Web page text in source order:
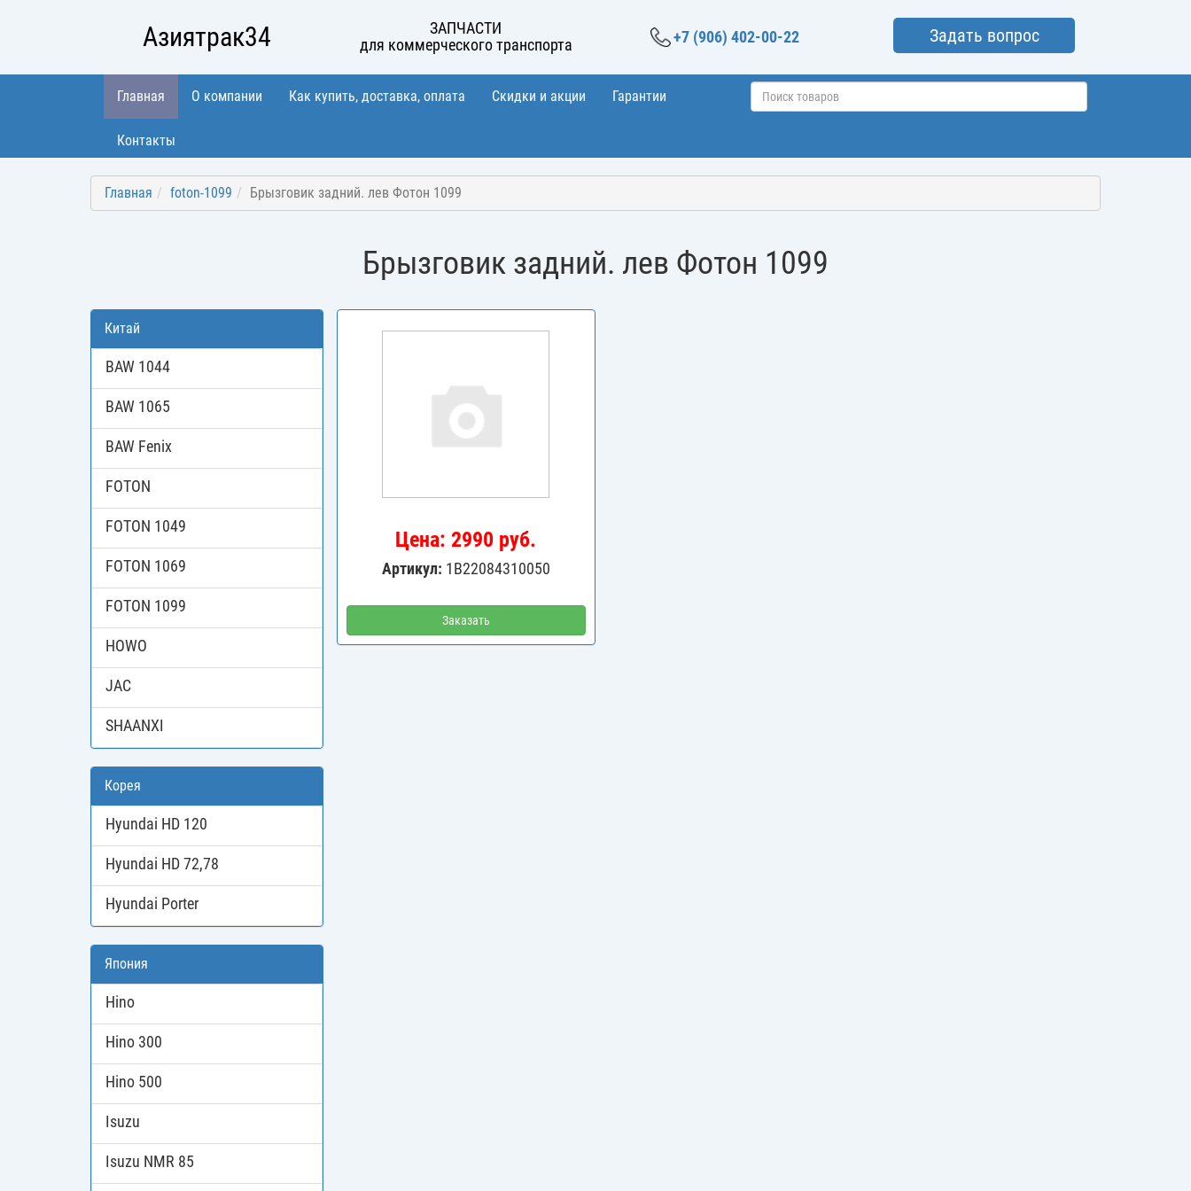
Азиятрак34
ЗАПЧАСТИ
для коммерческого транспорта
+7 (906) 402-00-22 Задать вопрос
Главная О компании Как купить, доставка, оплата Скидки и акции Гарантии
Контакты
Главная foton-1099 Брызговик задний. лев Фотон 1099
Брызговик задний. лев Фотон 1099
Китай
BAW 1044
BAW 1065
BAW Fenix
FOTON
FOTON 1049
FOTON 1069
FOTON 1099
HOWO
JAC
SHAANXI
Корея
Hyundai HD 120
Hyundai HD 72,78
Hyundai Porter
Япония
Hino
Hino 300
Hino 500
Isuzu
Isuzu NMR 85
Цена: 2990 руб.
Артикул: 1B22084310050
Заказать